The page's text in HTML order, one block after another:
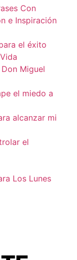
Con
e Inspiración
el éxito
Miguel
el miedo a
alcanzar mi
el
Los Lunes